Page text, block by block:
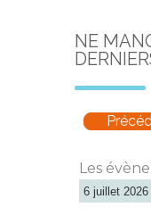
NE
Les
6 juillet 2026